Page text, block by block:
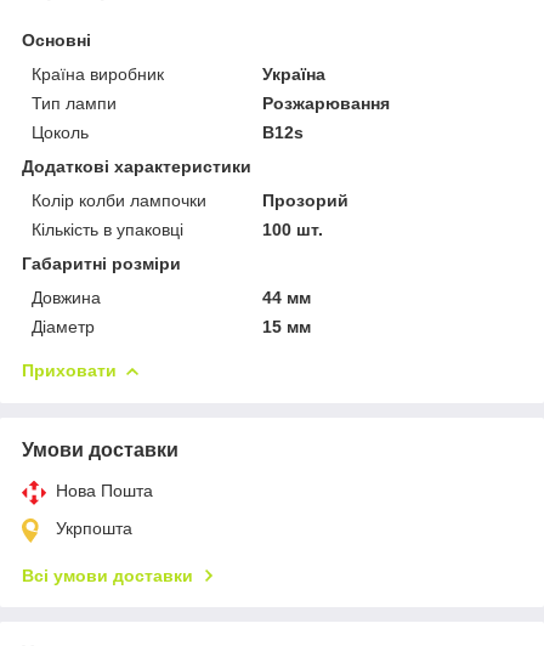
Основні
Країна виробник
Україна
Тип лампи
Розжарювання
Цоколь
B12s
Додаткові характеристики
Колір колби лампочки
Прозорий
Кількість в упаковці
100 шт.
Габаритні розміри
Довжина
44 мм
Діаметр
15 мм
Приховати
Умови доставки
Нова Пошта
Укрпошта
Всі умови доставки